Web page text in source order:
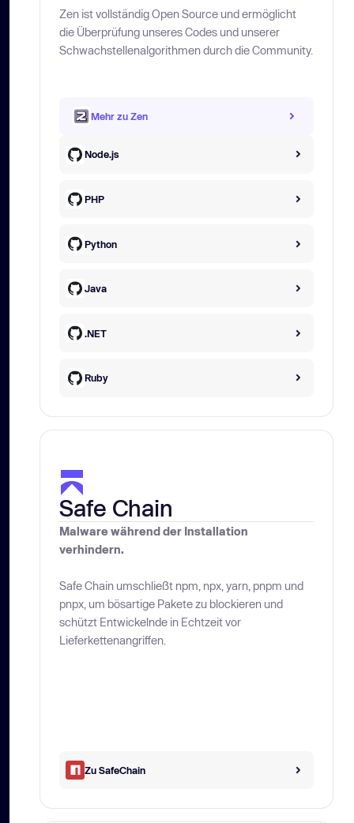
Zen ist vollständig Open Source und ermöglicht
die Überprüfung unseres Codes und unserer
Schwachstellenalgorithmen durch die Community.
Mehr zu Zen
Node.js
PHP
Python
Java
.NET
Ruby
Safe Chain
Malware während der Installation
verhindern.
Safe Chain umschließt npm, npx, yarn, pnpm und
pnpx, um bösartige Pakete zu blockieren und
schützt Entwickelnde in Echtzeit vor
Lieferkettenangriffen.
Zu SafeChain